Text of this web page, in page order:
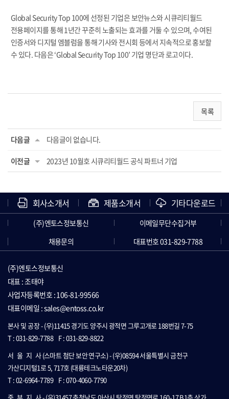
Global Security Top 100에 선정된 기업은 보안뉴스와 시큐리티월드
전용페이지를 통해 1년간 꾸준히 노출되는 효과를 거둘 수 있으며, 수여된
인증서와 디지털 엠블럼을 통해 기사와 전시회 등에서 지속적으로 홍보할
수 있다. 다음은 ‘Global Security Top 100’ 기업 명단과 로고이다.
목록
다음글 다음글이 없습니다.
이전글 2023년 10월호 시큐리티월드 공식 파트너 기업
회사소개서 제품소개서 기타다운로드
(주)엔토스정보통신
이메일무단수집거부
채용문의
대표번호 031-829-7788
(주)엔토스정보통신
대표 : 조태야
사업자등록번호 : 106-81-99566
대표이메일 : sales@entoss.co.kr
본사 및 공장 - (우)11415 경기도 양주시 광적면 그루고개로 188번길 7-75
T : 031-829-7788 F : 031-829-8822
서 울 지 사 (스마트 첨단 보안 연구소) - (우)08594 서울특별시 금천구
가산디지털1로 5, 717호 (대륭테크노타운20차)
T : 02-6964-7789 F : 070-4060-7790